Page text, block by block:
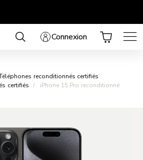
Connexion
reconditionnés certifiés
certifiés
iPhone 15 Pro reconditionné